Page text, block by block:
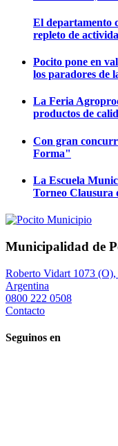
El departamento
repleto de
Pocito pone en
los paradores de
La Feria
productos de
Con gran
Forma"
La Escuela
Torneo Clausura
Municipalidad de
Roberto Vidart 1073 (O),
Argentina
0800 222 0508
Contacto
Seguinos en